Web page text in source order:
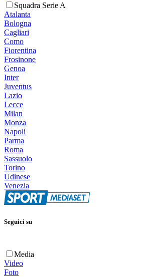
Squadra Serie A
Atalanta
Bologna
Cagliari
Como
Fiorentina
Frosinone
Genoa
Inter
Juventus
Lazio
Lecce
Milan
Monza
Napoli
Parma
Roma
Sassuolo
Torino
Udinese
Venezia
Seguici su
Media
Video
Foto